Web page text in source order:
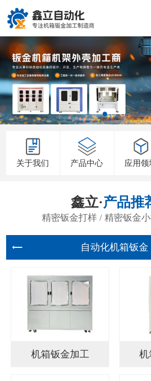
关于我们 产品中心 应用领
鑫立·产品推
精密钣金打样 / 精密钣金
自动化机
机箱钣金加工 机